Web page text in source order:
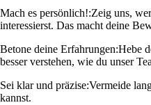
Mach es persönlich!:Zeig uns,
interessierst. Das macht deine
Betone deine Erfahrungen:Hebe
besser verstehen, wie du unser
Sei klar und präzise:Vermeide
kannst.